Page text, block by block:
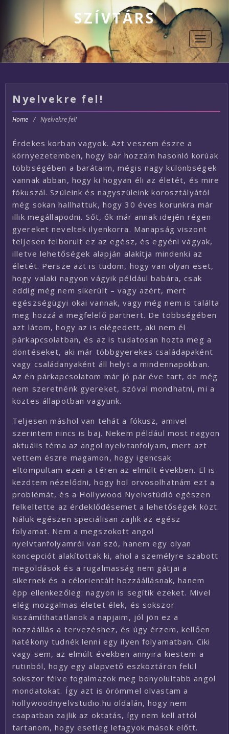
SZÍVTÁRS
Toggle
Nyelvekre fel!
Home / Nyelvekre fel!
Érdekes korban vagyok. Azt veszem észre a
környezetemben, hogy bár hozzám hasonló korúak
többségében a barátaim, mégis nagy különbségek
vannak abban, hogy ki hogyan éli az életét, és mire
fókuszál. Szüleink és nagyszüleink korosztályától
még sokan hallhattuk, hogy 30 éves korunkra már
illik megállapodni. Sőt, ők már annak idején régen
gyereket neveltek ilyenkorra. Manapság viszont
teljesen felborult ez az egész, és egyéni vágyak,
illetve lehetőségek alapján alakítja mindenki az
életét. Persze azt is tudom, hogy van olyan eset,
hogy valaki nagyon vágyik például babára, csak
eddig még nem sikerült – vagy azért, mert
egészségügyi okai vannak, vagy még nem is találta
meg hozzá a megfelelő partnert. De többségében
azt látom, hogy az is elégedett, aki nem él
párkapcsolatban, és az is tudatosan hozta meg a
döntéseket, aki már többgyerekes családapaként
vagy családanyaként áll helyt a mindennapokban.
Az én párkapcsolatom már jó pár éve tart, de még
nem szeretnénk gyereket, szóval mondhatni, mi a
köztes állapotban vagyunk.
Teljesen máshol van tehát a fókusz, amivel
szerintem nincs is baj. Nekem például most nagyon
aktuális téma az angol nyelvtanfolyam, mert azt
vettem észre magamon, hogy igencsak
eltompultam ezen a téren az elmúlt években. El is
kezdtem nézelődni, hogy hol orvosolhatnám ezt a
problémát, és a Hollywood Nyelvstúdió egészen
felkeltette az érdeklődésemet a lehetőségek közt.
Náluk egészen speciálisan zajlik az egész
folyamat. Nem a megszokott angol
nyelvtanfolyamról van szó, hanem egy olyan
koncepciót alakítottak ki, ahol a személyre szabott
megoldások és a rugalmasság nem gátjai a
sikernek és a célorientált hozzáállásnak, hanem
épp ellenkezőleg: nagyon is segítik ezeket. Mivel
elég mozgalmas életet élek, és sokszor
kiszámíthatatlanok a napjaim, jól jön ez a
hozzáállás a tervezéshez, és úgy érzem, kellően
hatékony tudnék lenni egy ilyen folyamatban. Ciki
vagy sem, az elmúlt években annyira kiestem a
rutinból, hogy egy alapvető eszköztáron felül
sokszor félve fogalmazok meg bonyolultabb angol
mondatokat. Így azt is örömmel olvastam a
hollywoodnyelvstudio.hu oldalán, hogy nem
csapatban zajlik az oktatás, így nem kell attól
tartanom, hogy esetleg lefagyok mások előtt.